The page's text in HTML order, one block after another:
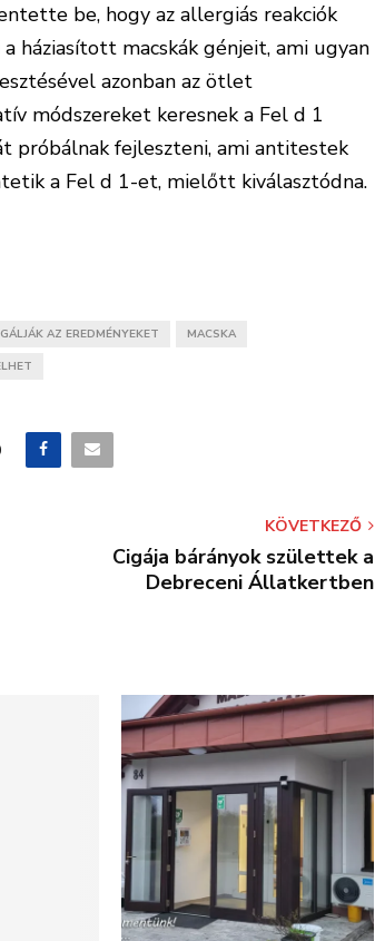
be, hogy az allergiás reakciók
háziasított macskák génjeit, ami ugyan
azonban az ötlet
módszereket keresnek a Fel d 1
próbálnak fejleszteni, ami antitestek
a Fel d 1-et, mielőtt kiválasztódna.
AZ EREDMÉNYEKET MACSKA
KÖVETKEZŐ
Cigája bárányok születtek a
Debreceni Állatkertben